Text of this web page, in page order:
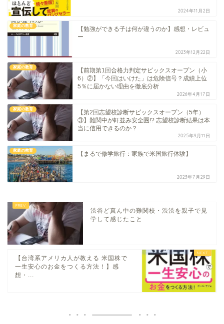
2024年11月2日
家庭の教育
【勉強ができる子は何が違うのか】感想・レビュ
ー
2023年12月22日
家庭の教育
【前期第1回合格力判定サピックスオープン（小
6）②】「今回はいけた」は危険信号？成績上位
5％に届かない理由を徹底分析
2026年4月17日
家庭の教育
【第2回志望校診断サピックスオープン（5年）
③】難関中が軒並み安全圏!? 志望校診断結果は本
当に信用できるのか？
2025年9月11日
家庭の教育 【まるで修学旅行：家族で米国旅行体験】
2023年7月29日
渋谷ど真ん中の難関校・渋渋を親子で見
学して感じたこと
【台湾系アメリカ人が教える 米国株で
一生安心のお金をつくる方法！】感
想・...